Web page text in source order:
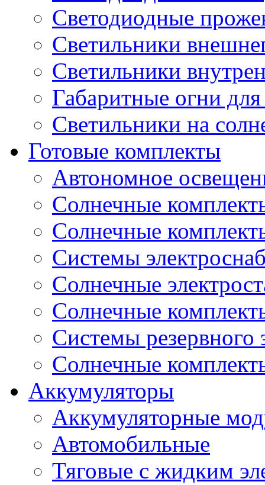
Светодиодные
Светильники
Светильники
Габаритные огни
Светильники на
Готовые комплекты
Автономное
Солнечные
Солнечные
Системы
Cолнечные
Солнечные
Системы резервного
Солнечные
Аккумуляторы
Аккумуляторные
Автомобильные
Тяговые с жидким